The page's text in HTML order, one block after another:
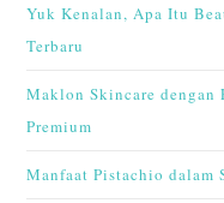
Yuk Kenalan, Apa Itu
Terbaru
Maklon Skincare dengan
Premium
Manfaat Pistachio dalam